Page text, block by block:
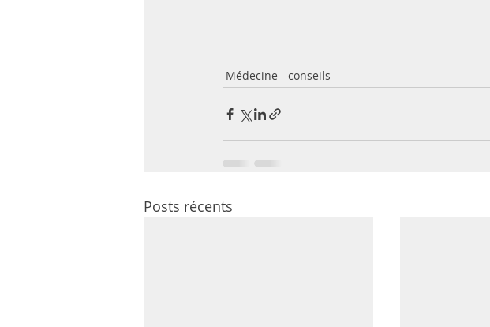
Médecine - conseils
Posts récents